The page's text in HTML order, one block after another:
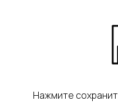
Нажмите